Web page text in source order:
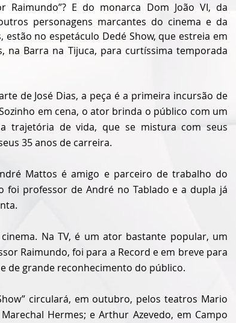
Raimundo”? E do monarca Dom João VI, da
personagens marcantes do cinema e da
no espetáculo Dedé Show, que estreia em
na Barra na Tijuca, para curtíssima temporada
de José Dias, a peça é a primeira incursão de
em cena, o ator brinda o público com um
trajetória de vida, que se mistura com seus
35 anos de carreira.
Mattos é amigo e parceiro de trabalho do
foi professor de André no Tablado e a dupla já
Na TV, é um ator bastante popular, um
Raimundo, foi para a Record e em breve para
de grande reconhecimento do público.
circulará, em outubro, pelos teatros Mario
Hermes; e Arthur Azevedo, em Campo